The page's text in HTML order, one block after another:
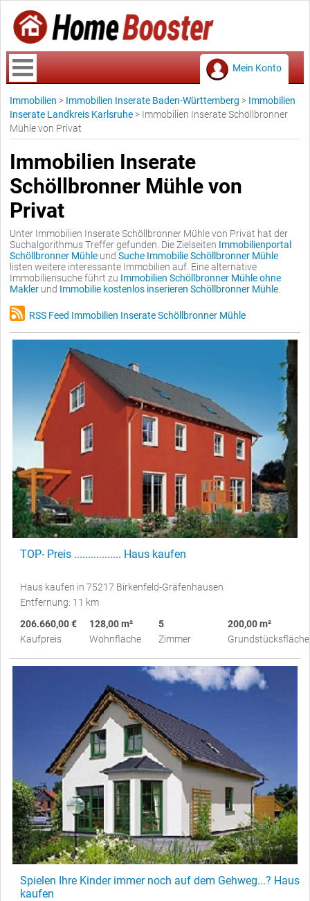
Mein Konto
Immobilien > Immobilien Inserate Baden-Württemberg > Immobilien
Inserate Landkreis Karlsruhe > Immobilien Inserate Schöllbronner
Mühle von Privat
Immobilien Inserate
Schöllbronner Mühle von
Privat
Unter Immobilien Inserate Schöllbronner Mühle von Privat hat der
Suchalgorithmus Treffer gefunden. Die Zielseiten Immobilienportal
Schöllbronner Mühle und Suche Immobilie Schöllbronner Mühle
listen weitere interessante Immobilien auf. Eine alternative
Immobiliensuche führt zu Immobilien Schöllbronner Mühle ohne
Makler und Immobilie kostenlos inserieren Schöllbronner Mühle
RSS Feed Immobilien Inserate Schöllbronner Mühle
TOP- Preis ................. Haus kaufen
Haus kaufen in 75217 Birkenfeld-Gräfenhausen
Entfernung: 11 km
206.660,00 €
Kaufpreis
128,00 m²
Wohnfläche
5
Zimmer
200,00 m²
Grundstücksfläche
Spielen Ihre Kinder immer noch auf dem Gehweg...? Haus
kaufen